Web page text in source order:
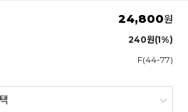
24,800원
240원(1%)
F(44-77)